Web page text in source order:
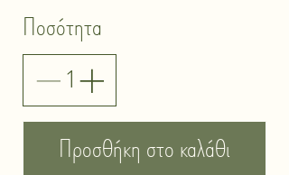
Ποσότητα
Προσθήκη στο καλάθι